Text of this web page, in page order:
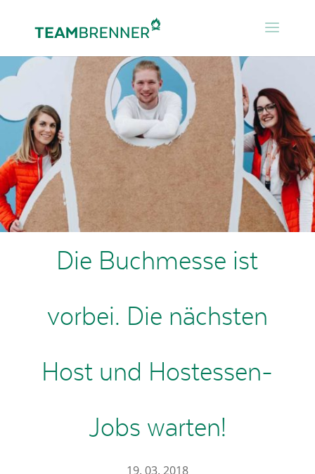
Die Buchmesse ist
vorbei. Die nächsten
Host und Hostessen-
Jobs warten!
19. 03. 2018